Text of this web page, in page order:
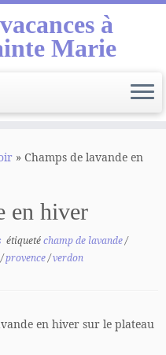
à
Marie
» Champs de lavande en
en hiver
étiquetéchamp de lavande/
/provence/verdon
en hiver sur le plateau